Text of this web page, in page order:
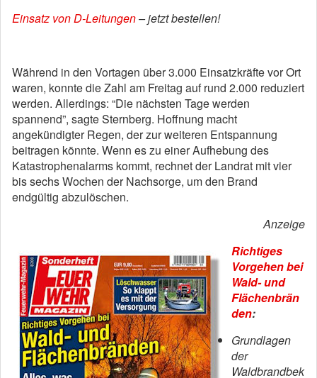
Einsatz von D-Leitungen– jetzt bestellen!
Während in den Vortagen über 3.000 Einsatzkräfte vor Ort
waren, konnte die Zahl am Freitag auf rund 2.000 reduziert
werden. Allerdings: “Die nächsten Tage werden
spannend”, sagte Sternberg. Hoffnung macht
angekündigter Regen, der zur weiteren Entspannung
beitragen könnte. Wenn es zu einer Aufhebung des
Katastrophenalarms kommt, rechnet der Landrat mit vier
bis sechs Wochen der Nachsorge, um den Brand
endgültig abzulöschen.
Anzeige
Richtiges
Vorgehen bei
Wald- und
Flächenbrän
den:
Grundlagen
der
Waldbrandbek